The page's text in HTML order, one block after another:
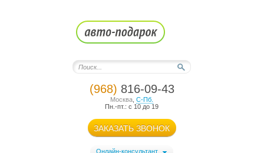
(968) 816-09-43
Москва ,С-Пб.
Пн.-пт.: с 10 до 19
ЗАКАЗАТЬ ЗВОНОК
Онлайн-консультант